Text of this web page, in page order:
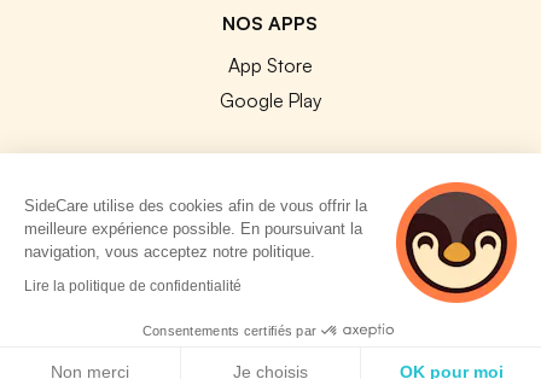
NOS APPS
App Store
Google Play
© 2026 SideCare. Tous droits réservés.
SideCare utilise des cookies afin de vous offrir la
meilleure expérience possible. En poursuivant la
navigation, vous acceptez notre politique.
Lire la politique de confidentialité
Consentements certifiés par
Non merci Je choisis OK pour moi
2 personnes
consultent
actuellement cette